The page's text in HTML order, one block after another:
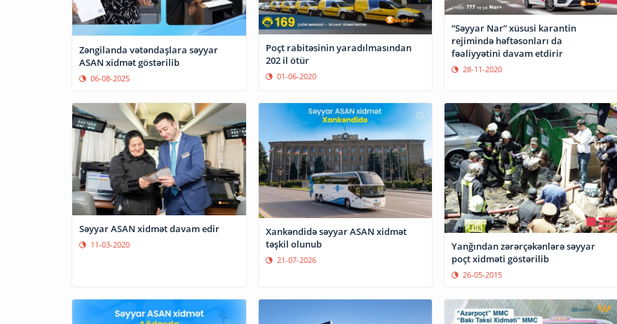
Zəngilanda vətəndaşlara səyyar
ASAN xidmət göstərilib
06-08-2025
Poçt rabitəsinin yaradılmasından
202 il ötür
01-06-2020
“Səyyar Nar” xüsusi karantin
rejimində həftəsonları da
fəaliyyətini davam etdirir
28-11-2020
Səyyar ASAN xidmət davam edir
11-03-2020
Xankəndidə səyyar ASAN xidmət
təşkil olunub
21-07-2026
Yanğından zərərçəkənlərə səyyar
poçt xidməti göstərilib
26-05-2015